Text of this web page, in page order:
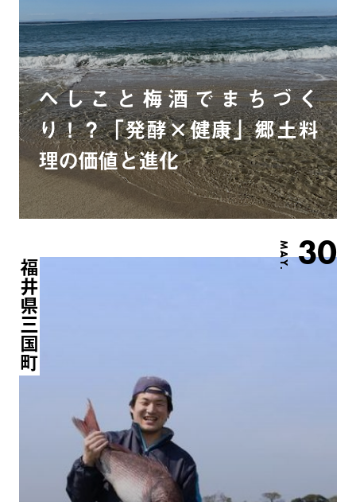
へしこと梅酒でまちづく
り！？「発酵×健康」郷土料
理の価値と進化
MAY. 30
福井県三国町